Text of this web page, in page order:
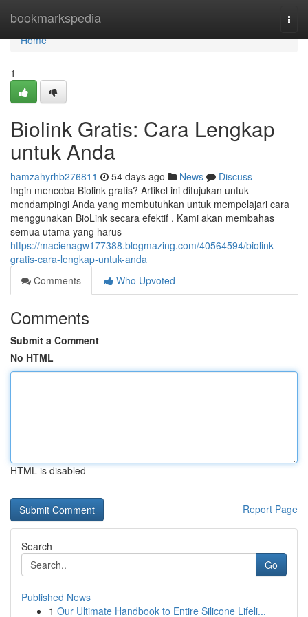
bookmarkspedia
Home
Home
1
Biolink Gratis: Cara Lengkap
untuk Anda
hamzahyrhb276811 54 days ago News
Discuss
Ingin mencoba Biolink gratis? Artikel ini ditujukan untuk
mendampingi Anda yang membutuhkan untuk mempelajari cara
menggunakan BioLink secara efektif . Kami akan membahas
semua utama yang harus
https://macienagw177388.blogmazing.com/40564594/biolink-
gratis-cara-lengkap-untuk-anda
Comments
Who Upvoted
Comments
Submit a Comment
No HTML
HTML is disabled
Report Page
Search
Go
Published News
1 Our Ultimate Handbook to Entire Silicone Lifeli...